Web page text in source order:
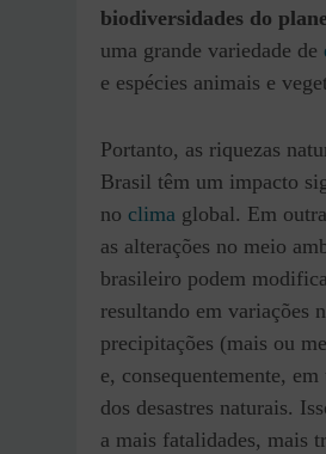
biodiversidades do
uma grande variedade de
e espécies animais e
Portanto, as riquezas
Brasil têm um impacto
no clima global. Em
as alterações no meio
brasileiro podem
resultando em variações
precipitações (mais ou
e, consequentemente,
dos desastres naturais.
a mais fatalidades, mais